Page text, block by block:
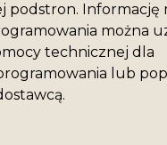
podstron. Informację
można
technicznej dla
lub